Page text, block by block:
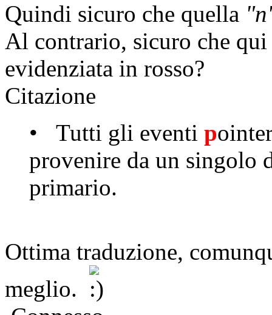
Quindi sicuro che quella
Al contrario, sicuro che
evidenziata in rosso?
Citazione
• Tutti gli eventi p
provenire da un singolo
primario.
Ottima traduzione,
meglio.